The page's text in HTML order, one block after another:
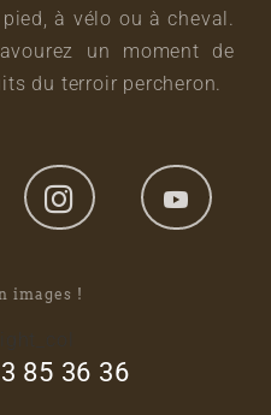
à vélo ou à cheval.
un moment de
du terroir percheron.
images !
85 36 36